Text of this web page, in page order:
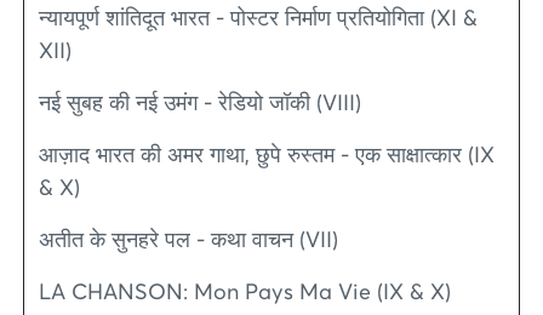
न्यायपूर्ण शांतिदूत भारत - पोस्टर निर्माण प्रतियोगिता (XI &
XII)
नई सुबह की नई उमंग - रेडियो जॉकी (VIII)
आज़ाद भारत की अमर गाथा, छुपे रुस्तम - एक साक्षात्कार (IX
& X)
अतीत के सुनहरे पल - कथा वाचन (VII)
LA CHANSON: Mon Pays Ma Vie (IX & X)